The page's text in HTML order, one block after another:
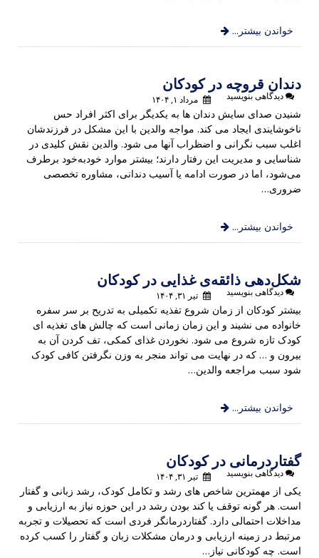
خواندن بیشتر...
دندان قروچه در کودکان
مرداد ۱, ۱۴۰۴ دیدگاهی بنویسید
شنیدن صدای سایش دندان ها به یکدیگر برای اکثر افراد حس
ناخوشایندی ایجاد می کند. مواجه والدین با این مشکل در فرزندشان
اغلب سبب نگرانی و اضظراب آنها می شود. والدین نقش کلیدی در
شناسایی و مدیریت این رفتار دارند؛ بیشتر موارد خودبه‌خود برطرف
می‌شود، اما در صورت ادامه یا آسیب دندانی، مشاوره تخصصی
ضروری…
خواندن بیشتر...
شکل‌دهی ذائقه‌ی غذایی در کودکان
تیر ۳۱, ۱۴۰۴ دیدگاهی بنویسید
بیشتر کودکان از زمان شروع تفذیه تکمیلی به تدریح بر سر سفره
خانواده می نشیند و این زمان زمانی است که چالش های تغذیه ای
کودک تازه شروع می شود. نخوردن غذای کمکی، تف کردن آن به
بیرون و … که در نهایت می تواند منجر به وزن نگرفتن کافی کودک
شود سبب مراجعه والدین…
خواندن بیشتر...
گفتاردرمانی در کودکان
تیر ۳۱, ۱۴۰۴ دیدگاهی بنویسید
یکی از مهمترین شاخص های رشد و تکامل کودک، رشد زبانی و گفتار
است. هر گونه توقف یا کند بودن رشد در این حوزه نیاز به ارزیابی و
مداخلات احتمالی دارد. گفتاردرمانگر فردی است که تحصیلات و تجربه
مرتبط در زمینه ارزیابی و درمان مشکلات زبان و گفتار را کسب کرده
است. چه کودکانی نیاز…